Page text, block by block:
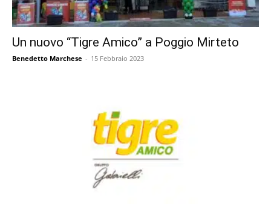
Un nuovo “Tigre Amico” a Poggio Mirteto
Benedetto Marchese - 15 Febbraio 2023